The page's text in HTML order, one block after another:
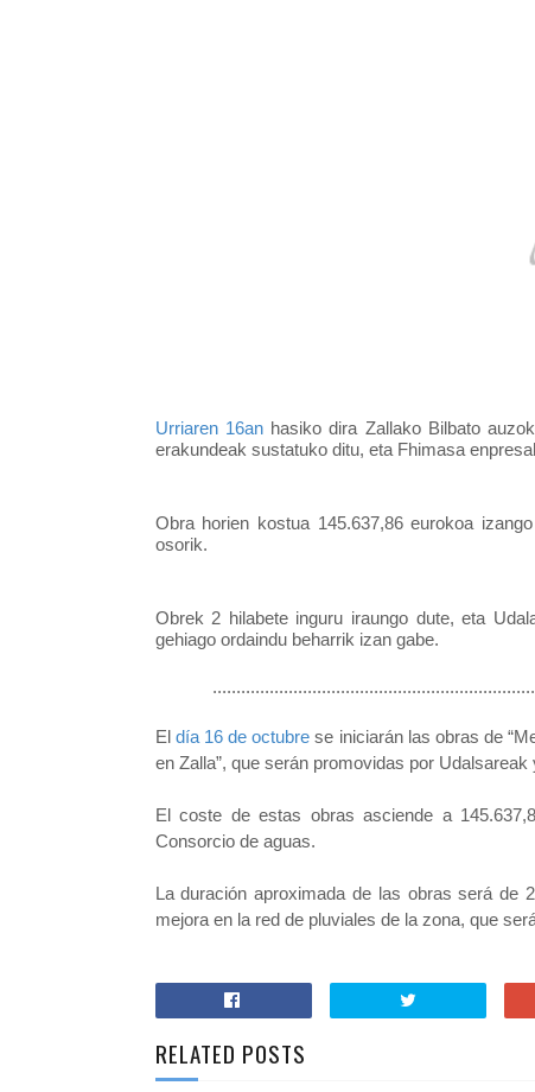
Urriaren 16an hasiko dira Zallako Bilbato
erakundeak sustatuko ditu, eta Fhimasa
Obra horien kostua 145.637,86 eurokoa
osorik.
Obrek 2 hilabete inguru iraungo dute, eta
gehiago ordaindu beharrik izan gabe.
El día 16 de octubre se iniciarán las obras de
en Zalla”, que serán promovidas por
El coste de estas obras asciende a
Consorcio de aguas.
La duración aproximada de las obras será de
mejora en la red de pluviales de la zona, que
RELATED POSTS